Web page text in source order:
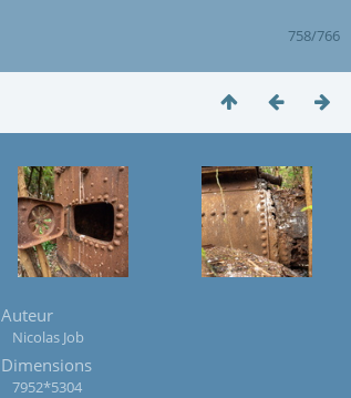
758/766
Auteur
Nicolas Job
Dimensions
7952*5304